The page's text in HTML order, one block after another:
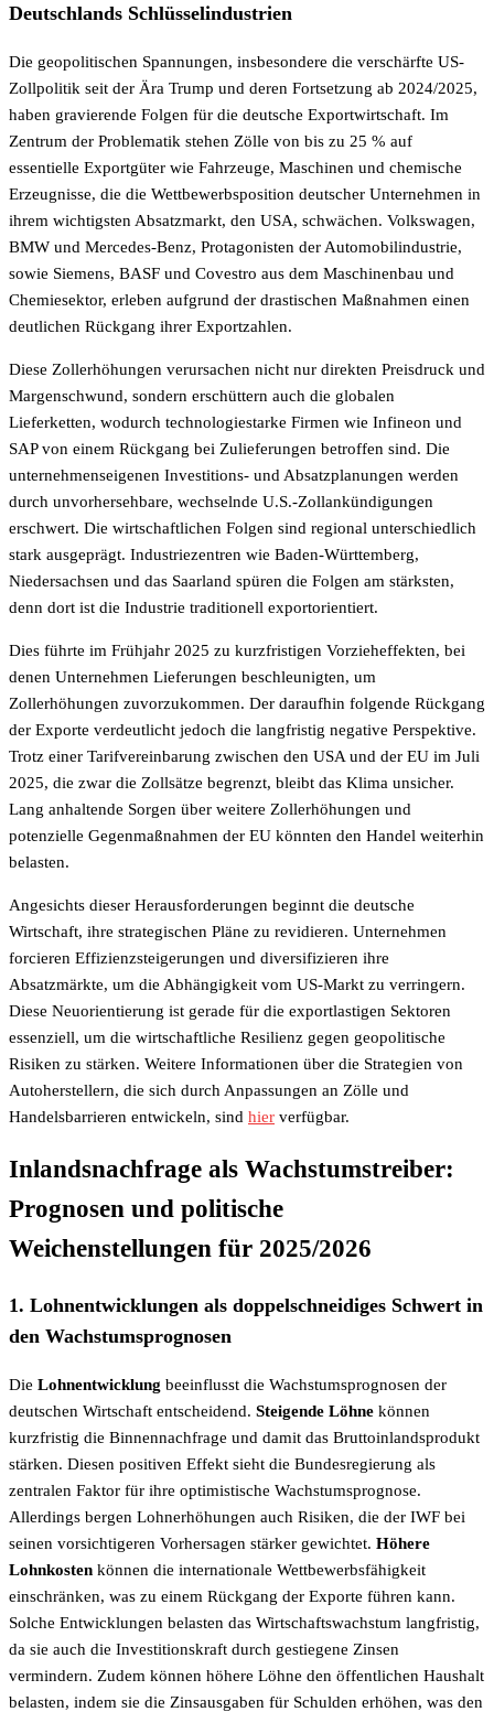
Deutschlands Schlüsselindustrien
Die geopolitischen Spannungen, insbesondere die verschärfte US-
Zollpolitik seit der Ära Trump und deren Fortsetzung ab 2024/2025,
haben gravierende Folgen für die deutsche Exportwirtschaft. Im
Zentrum der Problematik stehen Zölle von bis zu 25 % auf
essentielle Exportgüter wie Fahrzeuge, Maschinen und chemische
Erzeugnisse, die die Wettbewerbsposition deutscher Unternehmen in
ihrem wichtigsten Absatzmarkt, den USA, schwächen. Volkswagen,
BMW und Mercedes-Benz, Protagonisten der Automobilindustrie,
sowie Siemens, BASF und Covestro aus dem Maschinenbau und
Chemiesektor, erleben aufgrund der drastischen Maßnahmen einen
deutlichen Rückgang ihrer Exportzahlen.
Diese Zollerhöhungen verursachen nicht nur direkten Preisdruck und
Margenschwund, sondern erschüttern auch die globalen
Lieferketten, wodurch technologiestarke Firmen wie Infineon und
SAP von einem Rückgang bei Zulieferungen betroffen sind. Die
unternehmenseigenen Investitions- und Absatzplanungen werden
durch unvorhersehbare, wechselnde U.S.-Zollankündigungen
erschwert. Die wirtschaftlichen Folgen sind regional unterschiedlich
stark ausgeprägt. Industriezentren wie Baden-Württemberg,
Niedersachsen und das Saarland spüren die Folgen am stärksten,
denn dort ist die Industrie traditionell exportorientiert.
Dies führte im Frühjahr 2025 zu kurzfristigen Vorzieheffekten, bei
denen Unternehmen Lieferungen beschleunigten, um
Zollerhöhungen zuvorzukommen. Der daraufhin folgende Rückgang
der Exporte verdeutlicht jedoch die langfristig negative Perspektive.
Trotz einer Tarifvereinbarung zwischen den USA und der EU im Juli
2025, die zwar die Zollsätze begrenzt, bleibt das Klima unsicher.
Lang anhaltende Sorgen über weitere Zollerhöhungen und
potenzielle Gegenmaßnahmen der EU könnten den Handel weiterhin
belasten.
Angesichts dieser Herausforderungen beginnt die deutsche
Wirtschaft, ihre strategischen Pläne zu revidieren. Unternehmen
forcieren Effizienzsteigerungen und diversifizieren ihre
Absatzmärkte, um die Abhängigkeit vom US-Markt zu verringern.
Diese Neuorientierung ist gerade für die exportlastigen Sektoren
essenziell, um die wirtschaftliche Resilienz gegen geopolitische
Risiken zu stärken. Weitere Informationen über die Strategien von
Autoherstellern, die sich durch Anpassungen an Zölle und
Handelsbarrieren entwickeln, sind hier verfügbar.
Inlandsnachfrage als Wachstumstreiber:
Prognosen und politische
Weichenstellungen für 2025/2026
1. Lohnentwicklungen als doppelschneidiges Schwert in
den Wachstumsprognosen
Die Lohnentwicklung beeinflusst die Wachstumsprognosen der
deutschen Wirtschaft entscheidend. Steigende Löhne können
kurzfristig die Binnennachfrage und damit das Bruttoinlandsprodukt
stärken. Diesen positiven Effekt sieht die Bundesregierung als
zentralen Faktor für ihre optimistische Wachstumsprognose.
Allerdings bergen Lohnerhöhungen auch Risiken, die der IWF bei
seinen vorsichtigeren Vorhersagen stärker gewichtet. Höhere
Lohnkosten können die internationale Wettbewerbsfähigkeit
einschränken, was zu einem Rückgang der Exporte führen kann.
Solche Entwicklungen belasten das Wirtschaftswachstum langfristig,
da sie auch die Investitionskraft durch gestiegene Zinsen
vermindern. Zudem können höhere Löhne den öffentlichen Haushalt
belasten, indem sie die Zinsausgaben für Schulden erhöhen, was den